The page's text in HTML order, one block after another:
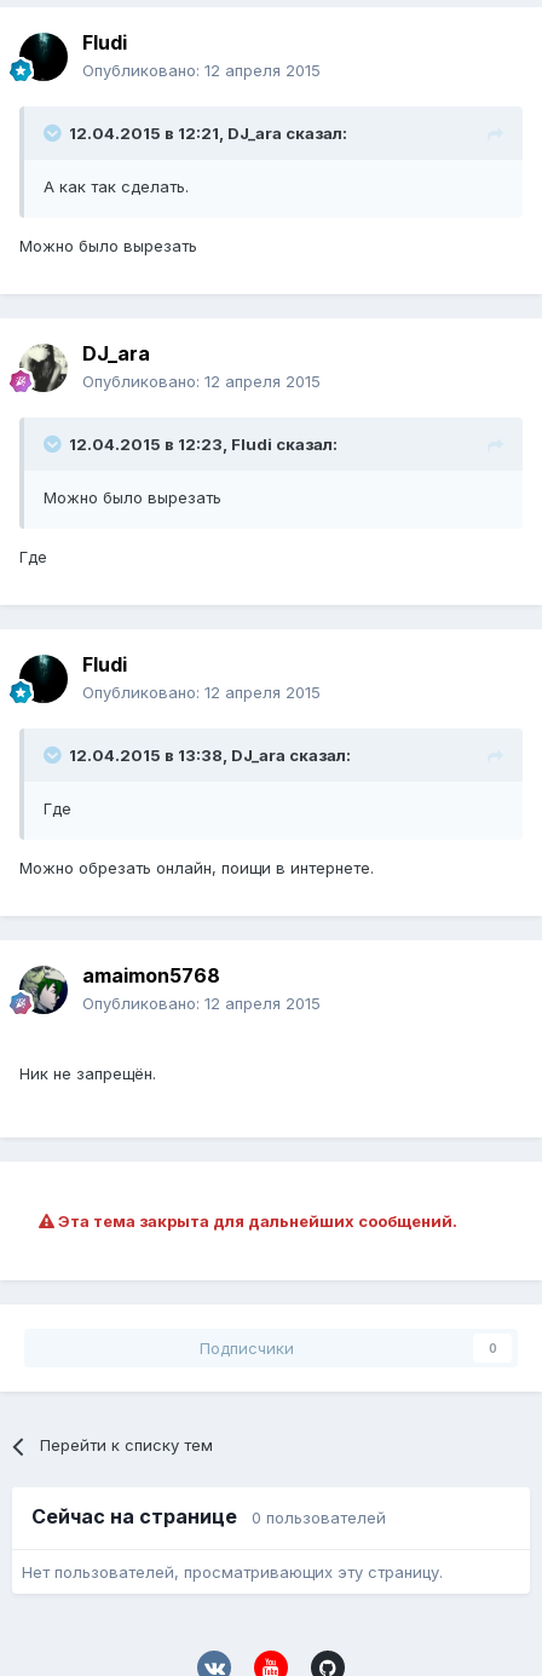
Fludi
Опубликовано: 12 апреля 2015
12.04.2015 в 12:21, DJ_ara сказал:
А как так сделать.
Можно было вырезать
DJ_ara
Опубликовано: 12 апреля 2015
12.04.2015 в 12:23, Fludi сказал:
Можно было вырезать
Где
Fludi
Опубликовано: 12 апреля 2015
12.04.2015 в 13:38, DJ_ara сказал:
Где
Можно обрезать онлайн, поищи в интернете.
amaimon5768
Опубликовано: 12 апреля 2015
Ник не запрещён.
Эта тема закрыта для дальнейших сообщений.
Подписчики 0
Перейти к списку тем
Сейчас на странице 0 пользователей
Нет пользователей, просматривающих эту страницу.